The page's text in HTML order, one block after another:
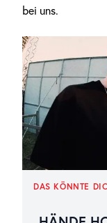
bei uns.
DAS KÖNNTE